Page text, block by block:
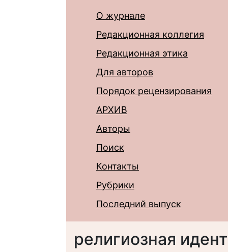
О журнале
Редакционная коллегия
Редакционная этика
Для авторов
Порядок рецензирования
АРХИВ
Авторы
Поиск
Контакты
Рубрики
Последний выпуск
религиозная